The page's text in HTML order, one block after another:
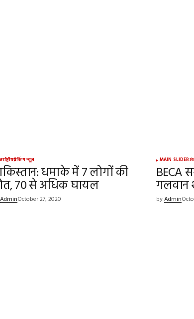
and website in
time I
ब्रेकिंग न्यूज़
धमाके में 7 लोगों की
70 से अधिक घायल
AdminOctober 27, 2020
MAIN SLIDER
BECA
गलवान
byAdmin